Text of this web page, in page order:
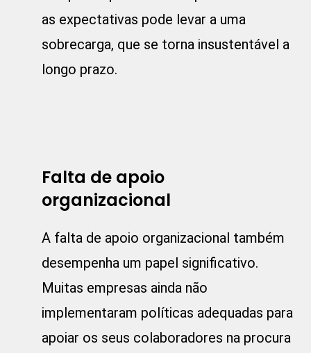
as expectativas pode levar a uma
sobrecarga, que se torna insustentável a
longo prazo.
Falta de apoio
organizacional
A falta de apoio organizacional também
desempenha um papel significativo.
Muitas empresas ainda não
implementaram políticas adequadas para
apoiar os seus colaboradores na procura